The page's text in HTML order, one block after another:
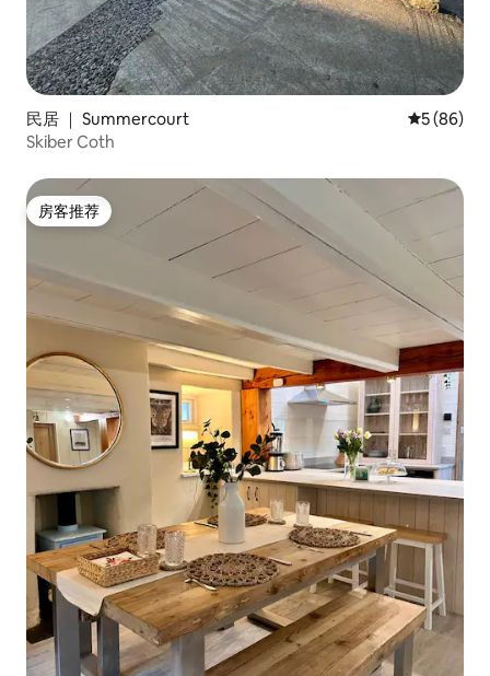
民居 ｜ Summercourt 平均评分
5 (86)
Skiber Coth
房客推荐
房客推荐